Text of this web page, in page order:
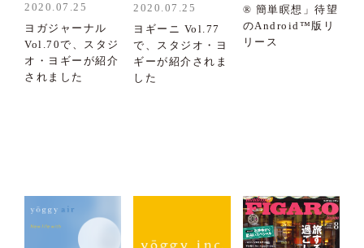
2020.07.25
ヨガジャーナル
Vol.70で、スタジ
オ・ヨギーが紹介
されました
2020.07.25
ヨギーニ Vol.77
で、スタジオ・ヨ
ギーが紹介されま
した
® 簡単瞑想」待望
のAndroid™版リ
リース